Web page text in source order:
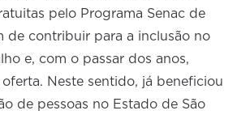
pelo Programa Senac de
de contribuir para a inclusão no
e, com o passar dos anos,
Neste sentido, já beneficiou
de pessoas no Estado de São